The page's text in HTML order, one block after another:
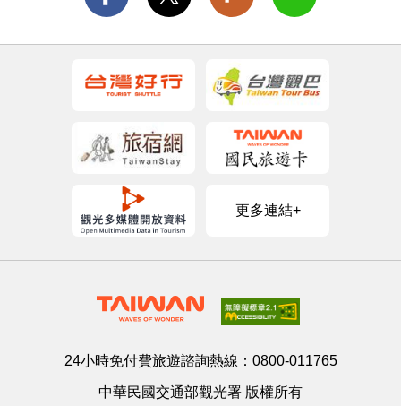
更多連結+
24小時免付費旅遊諮詢熱線： 0800-011765
中華民國交通部觀光署 版權所有